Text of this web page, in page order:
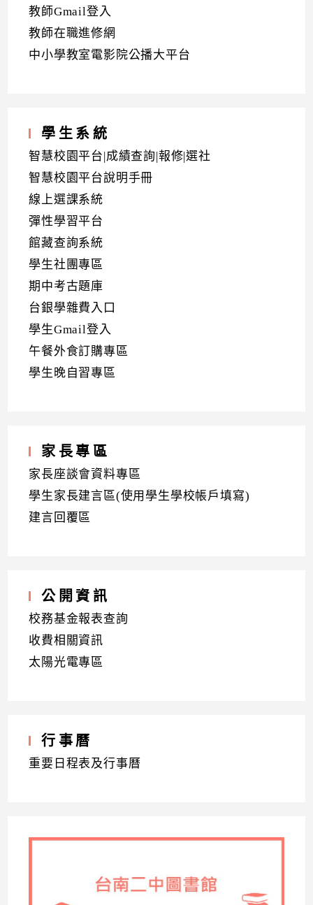
教師Gmail登入
教師在職進修網
中小學教室電影院公播大平台
學生系統
智慧校園平台|成績查詢|報修|選社
智慧校園平台說明手冊
線上選課系統
彈性學習平台
館藏查詢系統
學生社團專區
期中考古題庫
台銀學雜費入口
學生Gmail登入
午餐外食訂購專區
學生晚自習專區
家長專區
家長座談會資料專區
學生家長建言區(使用學生學校帳戶填寫)
建言回覆區
公開資訊
校務基金報表查詢
收費相關資訊
太陽光電專區
行事曆
重要日程表及行事曆